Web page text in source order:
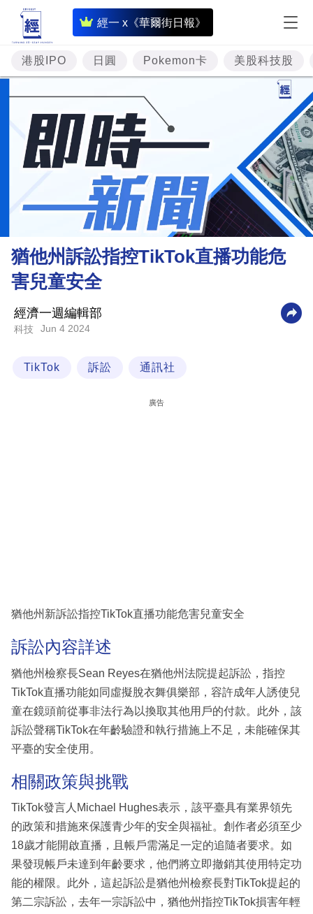
經一 x《華爾街日報》
即
時
財
經
專
題
投
資
樓
市
財
商
業
科
區
港股IPO 日圓 Pokemon卡 美股科技股
猶他州訴訟指控TikTok直播功能危
害兒童安全
經濟一週編輯部
科技 Jun 4 2024
TikTok 訴訟 通訊社
廣告
猶他州新訴訟指控TikTok直播功能危害兒童安全
訴訟內容詳述
猶他州檢察長Sean Reyes在猶他州法院提起訴訟，指控
TikTok直播功能如同虛擬脫衣舞俱樂部，容許成年人誘使兒
童在鏡頭前從事非法行為以換取其他用戶的付款。此外，該
訴訟聲稱TikTok在年齡驗證和執行措施上不足，未能確保其
平臺的安全使用。
相關政策與挑戰
TikTok發言人Michael Hughes表示，該平臺具有業界領先
的政策和措施來保護青少年的安全與福祉。創作者必須至少
18歲才能開啟直播，且帳戶需滿足一定的追隨者要求。如
果發現帳戶未達到年齡要求，他們將立即撤銷其使用特定功
能的權限。此外，這起訴訟是猶他州檢察長對TikTok提起的
第二宗訴訟，去年一宗訴訟中，猶他州指控TikTok損害年輕